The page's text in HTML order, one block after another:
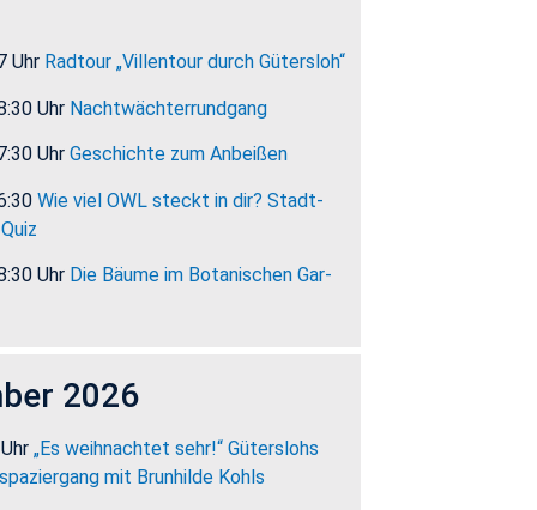
Uhr Rad­tour „Vil­len­tour durch Gü­ters­loh“
Uhr Nacht­wäch­ter­rund­gang
Uhr Ge­schich­te zum An­bei­ßen
Wie viel OWL steckt in dir? Stadt­
Uhr Die Bäume im Bo­ta­ni­schen Gar­
2026
„Es weih­nach­tet sehr!“ Gü­ters­lohs
mit Brun­hil­de Kohls